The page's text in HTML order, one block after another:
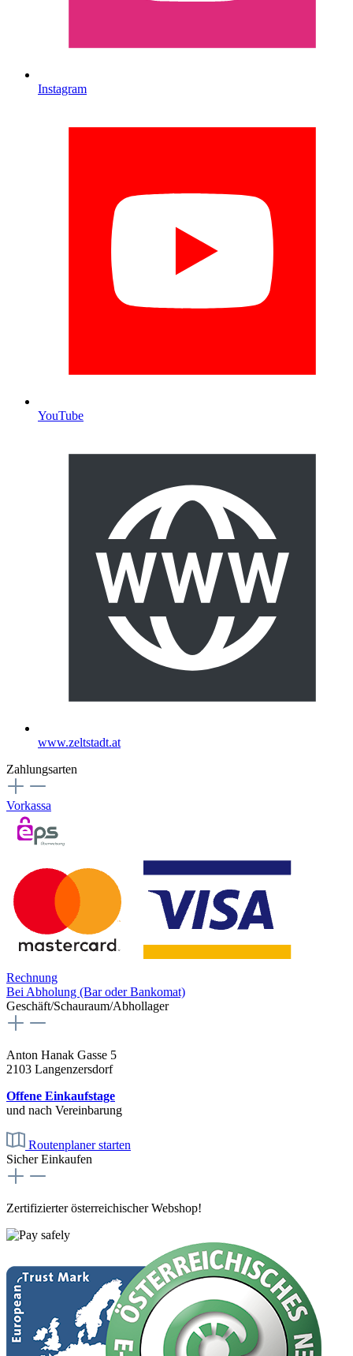
Instagram
YouTube
www.zeltstadt.at
Zahlungsarten
Vorkassa
Rechnung
Bei Abholung (Bar oder Bankomat)
Geschäft/Schauraum/Abhollager
Anton Hanak Gasse 5
2103 Langenzersdorf
Offene Einkaufstage
und nach Vereinbarung
Routenplaner starten
Sicher Einkaufen
Zertifizierter österreichischer Webshop!